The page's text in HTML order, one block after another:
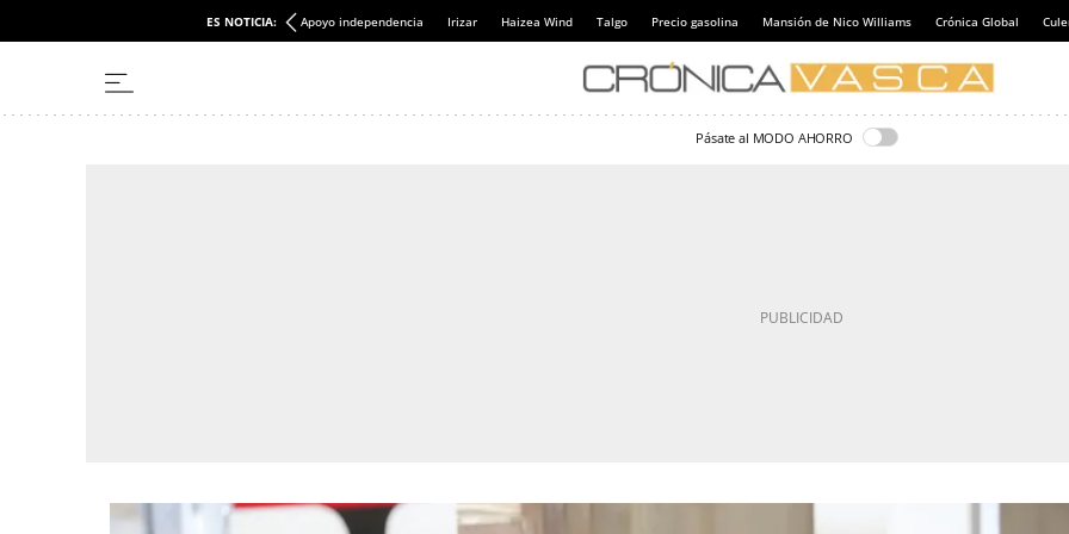
ES NOTICIA: Apoyo independencia Irizar Haizea Wind Talgo Precio gasolina Mansión de Nico Williams Crónica Global
Pásate al MODO AHORRO